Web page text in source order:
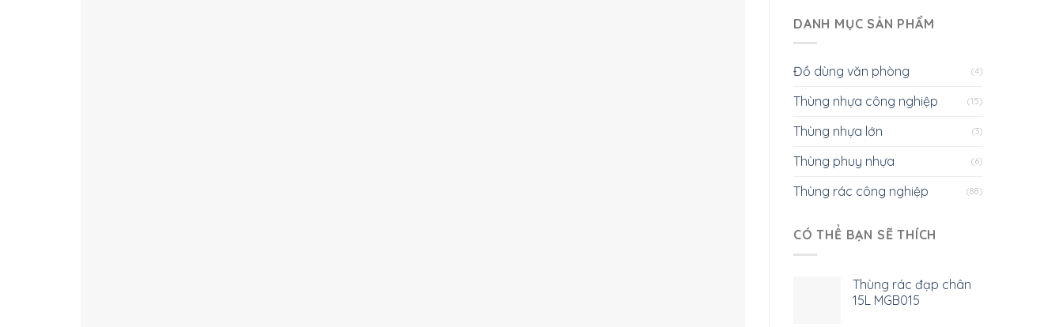
DANH MỤC SẢN PHẨM
Đồ dùng văn phòng (4)
Thùng nhựa công nghiệp (15)
Thùng nhựa lớn (3)
Thùng phuy nhựa (6)
Thùng rác công nghiệp (88)
CÓ THỂ BẠN SẼ THÍCH
Thùng rác đạp chân
15L MGB015